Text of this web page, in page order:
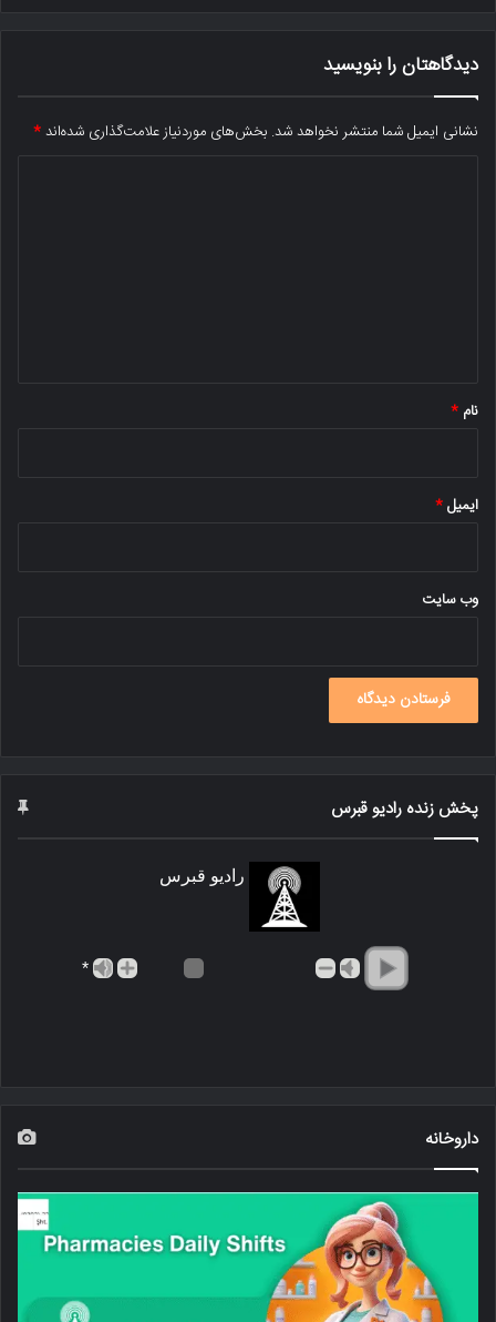
دیدگاهتان را بنویسید
نشانی ایمیل شما منتشر نخواهد شد. بخش‌های موردنیاز علامت‌گذاری شده‌اند*
نام *
ایمیل*
وب‌ سایت
پخش زنده رادیو قبرس
رادیو قبرس
*
داروخانه